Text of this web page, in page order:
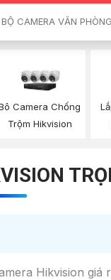
CAMERA VĂN PHÒNG
Camera Chống
Trộm Hikvision
Hikvision giá